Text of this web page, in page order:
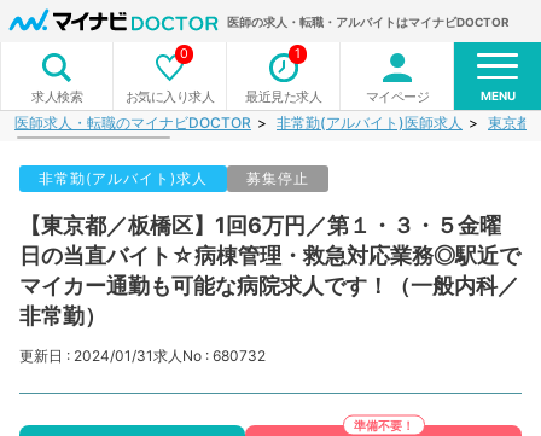
医師の求人・転職・アルバイトはマイナビDOCTOR
求人検索 お気に入り求人
0
最近見た求人
1
マイページ MENU
医師求人・転職のマイナビDOCTOR 非常勤(アルバイト)医師求人 東京都
非常勤(アルバイト)求人 募集停止
【東京都／板橋区】1回6万円／第１・３・５金曜
日の当直バイト☆病棟管理・救急対応業務◎駅近で
マイカー通勤も可能な病院求人です！（一般内科／
非常勤）
更新日 : 2024/01/31求人No : 680732